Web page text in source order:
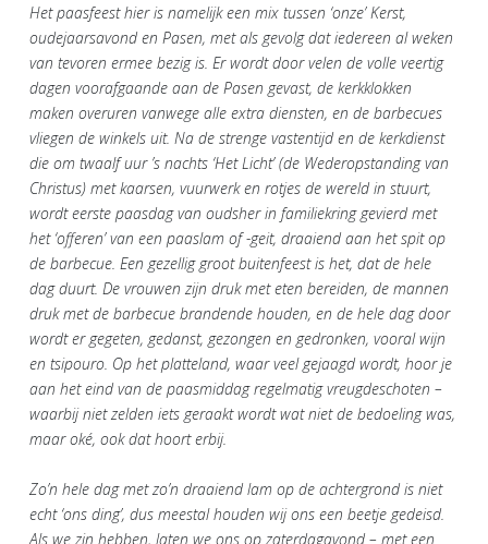
Het paasfeest hier is namelijk een mix tussen ‘onze’ Kerst,
oudejaarsavond en Pasen, met als gevolg dat iedereen al weken
van tevoren ermee bezig is. Er wordt door velen de volle veertig
dagen voorafgaande aan de Pasen gevast, de kerkklokken
maken overuren vanwege alle extra diensten, en de barbecues
vliegen de winkels uit. Na de strenge vastentijd en de kerkdienst
die om twaalf uur ’s nachts ‘Het Licht’ (de Wederopstanding van
Christus) met kaarsen, vuurwerk en rotjes de wereld in stuurt,
wordt eerste paasdag van oudsher in familiekring gevierd met
het ‘offeren’ van een paaslam of -geit, draaiend aan het spit op
de barbecue. Een gezellig groot buitenfeest is het, dat de hele
dag duurt. De vrouwen zijn druk met eten bereiden, de mannen
druk met de barbecue brandende houden, en de hele dag door
wordt er gegeten, gedanst, gezongen en gedronken, vooral wijn
en tsipouro. Op het platteland, waar veel gejaagd wordt, hoor je
aan het eind van de paasmiddag regelmatig vreugdeschoten –
waarbij niet zelden iets geraakt wordt wat niet de bedoeling was,
maar oké, ook dat hoort erbij.
Zo’n hele dag met zo’n draaiend lam op de achtergrond is niet
echt ‘ons ding’, dus meestal houden wij ons een beetje gedeisd.
Als we zin hebben, laten we ons op zaterdagavond – met een